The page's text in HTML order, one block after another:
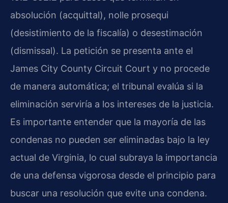
absolución (acquittal), nolle prosequi
(desistimiento de la fiscalía) o desestimación
(dismissal). La petición se presenta ante el
James City County Circuit Court y no procede
de manera automática; el tribunal evalúa si la
eliminación serviría a los intereses de la justicia.
Es importante entender que la mayoría de las
condenas no pueden ser eliminadas bajo la ley
actual de Virginia, lo cual subraya la importancia
de una defensa vigorosa desde el principio para
buscar una resolución que evite una condena.